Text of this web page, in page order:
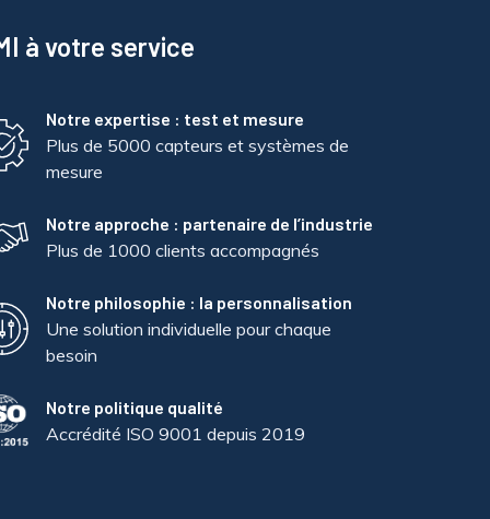
à votre service
Notre expertise : test et mesure
Plus de 5000 capteurs et systèmes de
mesure
Notre approche : partenaire de l’industrie
Plus de 1000 clients accompagnés
Notre philosophie : la personnalisation
Une solution individuelle pour chaque
besoin
Notre politique qualité
Accrédité ISO 9001 depuis 2019